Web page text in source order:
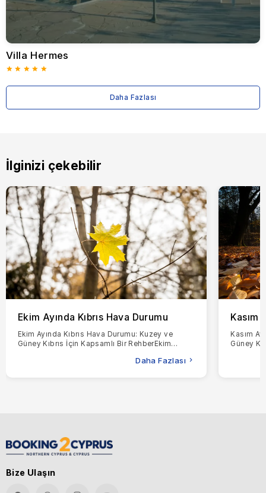
mükemmel bir destinasyon olarak ortaya çıkmaktadır. İster
rahatlama, ister macera, isterse de aile eğlencesi arayışında
olun, Coral Bay unutulmaz bir tatil deneyimi sunarak
ziyaretçilerin her yıl geri dönmesini sağlar.
Villa Hermes
Daha Fazlası
İlginizi çekebilir
Ekim Ayında Kıbrıs Hava Durumu
Ekim Ayında Kıbrıs Hava Durumu: Kuzey ve
Güney Kıbrıs İçin Kapsamlı Bir RehberEkim
Daha Fazlası
Kasım
Kasım
Güney
Bize Ulaşın